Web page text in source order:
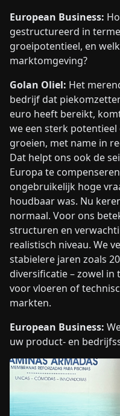
European Business:
gestructureerd in
groeipotentieel, en
marktomgeving?
Golan Oliel: Het
bedrijf dat
euro heeft bereikt,
we een sterk
groeien, met name in
Dat helpt ons ook de
Europa te
ongebruikelijk hoge
houdbaar was. Nu
normaal. Voor ons
structuren en
realistisch niveau. We
stabielere jaren zoals
diversificatie – zowel in
voor vloeren of
markten.
European Business:
uw product- en